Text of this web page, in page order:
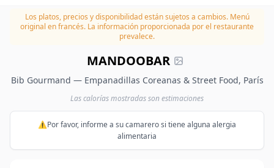
Los platos, precios y disponibilidad están sujetos a cambios.Menú
original en francés. La información proporcionada por el restaurante
prevalece.
MANDOOBAR
Bib Gourmand — Empanadillas Coreanas & Street Food, París
Las calorías mostradas son estimaciones
⚠️Por favor, informe a su camarero si tiene alguna alergia
alimentaria